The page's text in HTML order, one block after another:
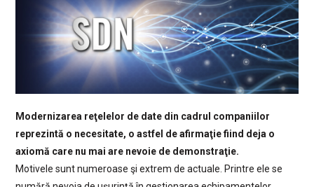
Modernizarea reţelelor de date din cadrul companiilor
reprezintă o necesitate, o astfel de afirmaţie fiind deja o
axiomă care nu mai are nevoie de demonstraţie.
Motivele sunt numeroase şi extrem de actuale. Printre ele se